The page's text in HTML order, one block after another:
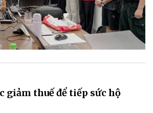
giảm thuế để tiếp sức hộ